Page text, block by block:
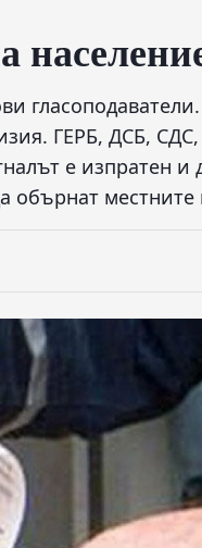
ГЕРБ, ДСБ,
е изпратен
обърнат местните